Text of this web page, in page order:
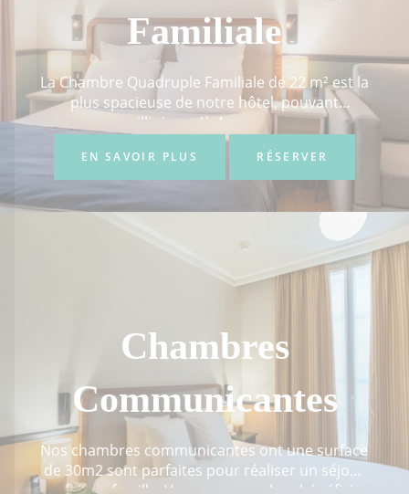
Familiale
La Chambre Quadruple Familiale de 22 m² est la
plus spacieuse de notre hôtel, pouvant
accueillir jusqu'à 4 personnes...
EN SAVOIR PLUS RÉSERVER
Chambres
Communicantes
Nos chambres communicantes ont une surface
de 30m2 sont parfaites pour réaliser un séjour